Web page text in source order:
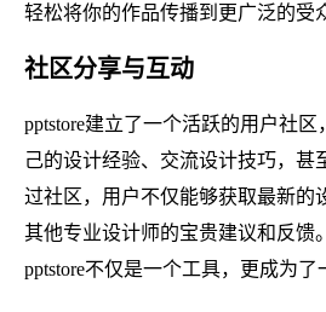
轻松将你的作品传播到更广泛的受
社区分享与互动
pptstore建立了一个活跃的用户社
己的设计经验、交流设计技巧，甚
过社区，用户不仅能够获取最新的
其他专业设计师的宝贵建议和反馈
pptstore不仅是一个工具，更成为了